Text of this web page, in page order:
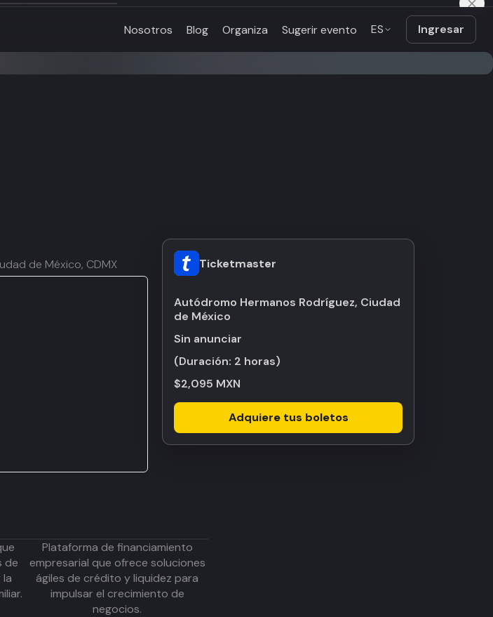
Nosotros Blog Organiza Sugerir evento ES Ingresar
Ticketmaster
Autódromo Hermanos Rodríguez, Ciudad
de México
Sin anunciar
(Duración: 2 horas)
$2,095 MXN
Adquiere tus boletos
de México, CDMX
de
Plataforma de financiamiento
empresarial que ofrece soluciones
ágiles de crédito y liquidez para
impulsar el crecimiento de
negocios.